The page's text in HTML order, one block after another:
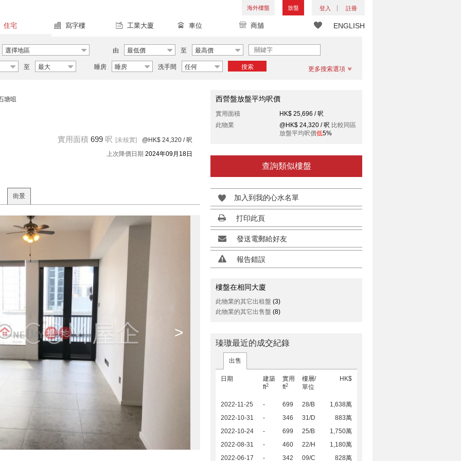
海外樓盤 放盤 登入 註冊
ENGLISH
住宅 寫字樓 工業大廈 車位 商舖
選擇地區 由 最低價 至 最高價
至 最大 睡房 睡房 洗手間 任何 搜索 更多搜索選項
塘咀
實用面積 699 呎 [未核實] @HK$ 24,320 / 呎
上次降價日期 2024年09月18日
街景
>
西營盤放盤平均呎價
實用面積
HK$ 25,696 / 呎
此物業
@HK$ 24,320 / 呎 比較同區
放盤平均呎價低5%
查詢類似樓盤
加入到我的心水名單
打印此頁
發送電郵給好友
報告錯誤
樓盤在相同大廈
此物業的其它出租盤 (3)
此物業的其它出售盤 (8)
瑧璈最近的成交紀錄
出售
日期
建築
ft2
實用
ft2
樓層/
單位
HK$
2022-11-25 - 699 28/B
1,638萬
2022-10-31
- 346 31/D
883萬
2022-10-24
- 699 25/B
1,750萬
2022-08-31
- 460 22/H
1,180萬
2022-06-17
- 342 09/C 828萬